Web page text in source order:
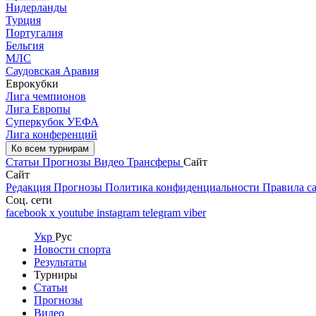
Нидерланды
Турция
Португалия
Бельгия
МЛС
Саудовская Аравия
Еврокубки
Лига чемпионов
Лига Европы
Суперкубок УЕФА
Лига конференций
Ко всем турнирам
Статьи Прогнозы Видео Трансферы Сайт
Сайт
Редакция Прогнозы Политика конфиденциальности Правила
Соц. сети
facebook x youtube instagram telegram viber
Укр Рус
Новости спорта
Результаты
Турниры
Статьи
Прогнозы
Видео